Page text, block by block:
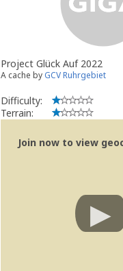
Project Glück Auf 2022
A cache by GCV Ruhrgebiet
Difficulty:
Terrain:
Join now to view